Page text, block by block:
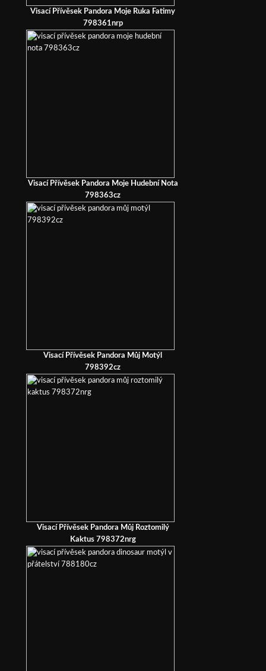
Visací Přívěsek Pandora Moje Ruka Fatimy
798361nrp
Visací Přívěsek Pandora Moje Hudební Nota
798363cz
Visací Přívěsek Pandora Můj Motýl
798392cz
Visací Přívěsek Pandora Můj Roztomilý
Kaktus 798372nrg